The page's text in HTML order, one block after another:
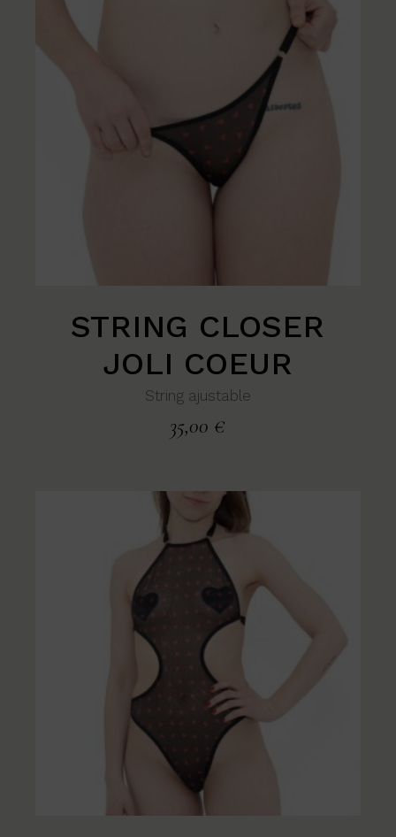
STRING CLOSER
JOLI COEUR
String ajustable
35,00 €